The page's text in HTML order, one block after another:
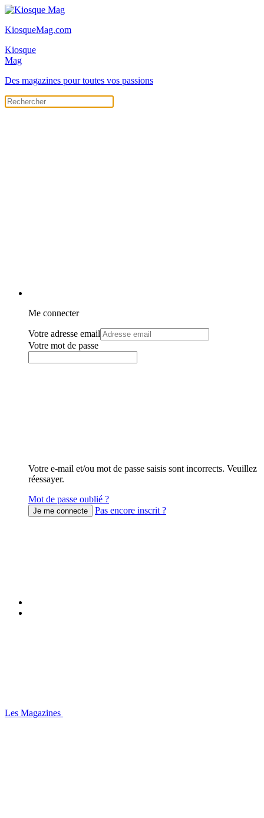
KiosqueMag.com
Kiosque
Mag
Des magazines pour toutes vos passions
Me connecter
Votre adresse email
Votre mot de passe
Votre e-mail et/ou mot de passe saisis sont incorrects. Veuillez
réessayer.
Mot de passe oublié ?
Pas encore inscrit ?
Les Magazines